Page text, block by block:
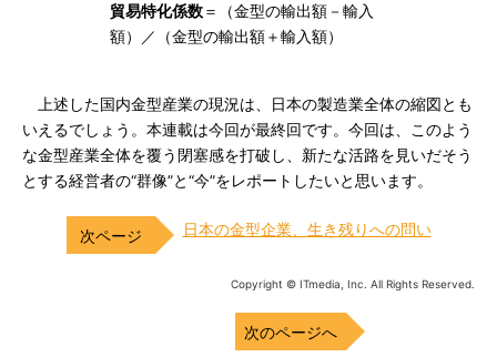
貿易特化係数＝（金型の輸出額－輸入
額）／（金型の輸出額＋輸入額）
上述した国内金型産業の現況は、日本の製造業全体の縮図とも
いえるでしょう。本連載は今回が最終回です。今回は、このよう
な金型産業全体を覆う閉塞感を打破し、新たな活路を見いだそう
とする経営者の“群像”と“今”をレポートしたいと思います。
日本の金型企業、生き残りへの問い
Copyright © ITmedia, Inc. All Rights Reserved.
次のページへ